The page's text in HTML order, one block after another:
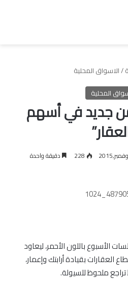
/الاسواق المحلية
المحلية
جديد في أسهم
228 دقيقة واحدة
الأسبوع باللون الأحمر، ليعاود
العقارات بقيادة أرابتك وإعمار،
ملحوظ للسيولة.